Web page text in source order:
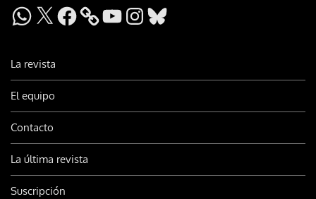
WhatsApp
X Facebook YouTubeInstagram
Bluesky
La revista
El equipo
Contacto
La última revista
Suscripción